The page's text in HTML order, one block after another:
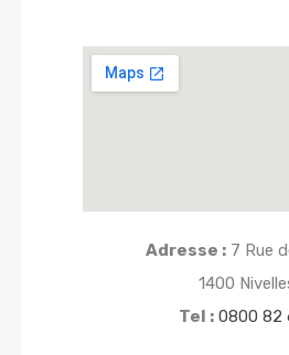
Adresse :7 Rue
1400
Tel : 0800 82